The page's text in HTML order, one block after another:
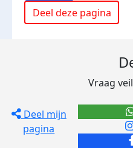
Deel deze pagina
Deel mijn
pagina
Vraag